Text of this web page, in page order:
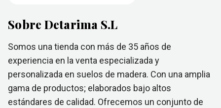
Sobre Detarima S.L
Somos una tienda con más de 35 años de
experiencia en la venta especializada y
personalizada en suelos de madera. Con una amplia
gama de productos; elaborados bajo altos
estándares de calidad. Ofrecemos un conjunto de